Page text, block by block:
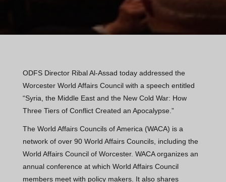
ODFS Director Ribal Al-Assad today addressed the
Worcester World Affairs Council with a speech entitled
“Syria, the Middle East and the New Cold War: How
Three Tiers of Conflict Created an Apocalypse.”
The World Affairs Councils of America (WACA) is a
network of over 90 World Affairs Councils, including the
World Affairs Council of Worcester. WACA organizes an
annual conference at which World Affairs Council
members meet with policy makers. It also shares